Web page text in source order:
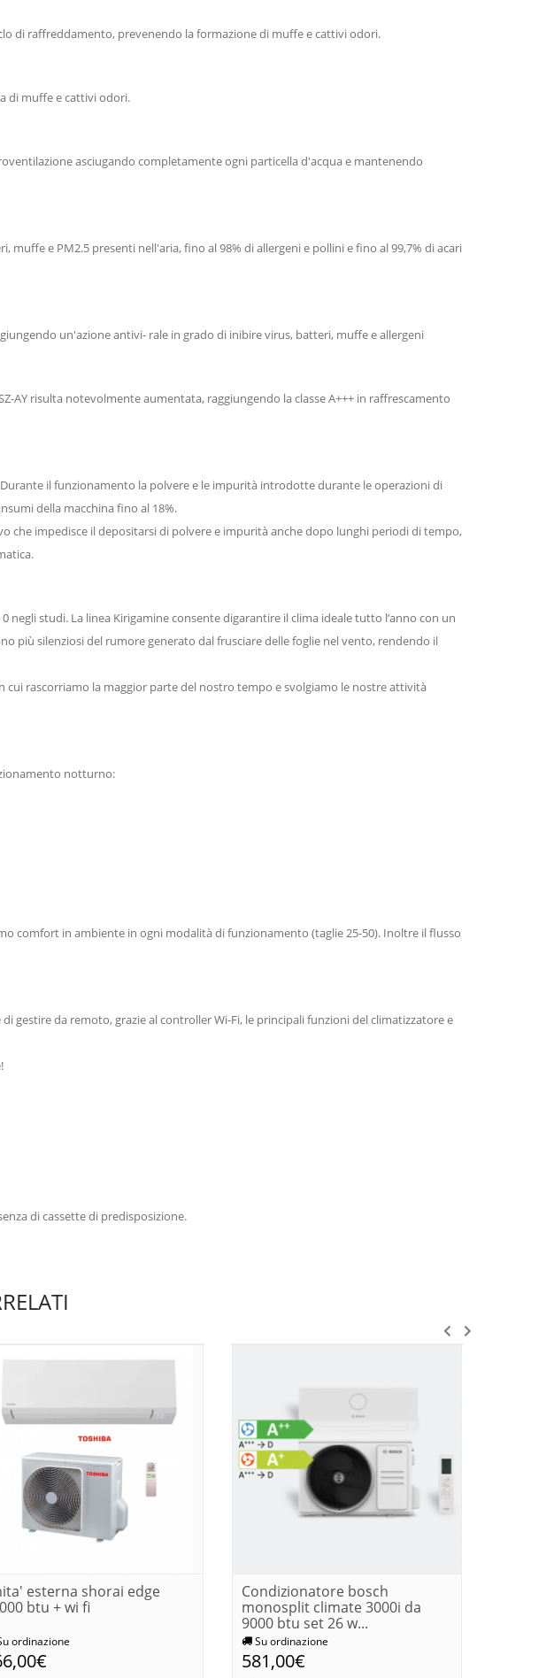
di raffreddamento, prevenendo la formazione di muffe e cattivi odori.
di muffe e cattivi odori.
asciugando completamente ogni particella d'acqua e mantenendo
e PM2.5 presenti nell'aria, fino al 98% di allergeni e pollini e fino al 99,7% di acari
un'azione antivi- rale in grado di inibire virus, batteri, muffe e allergeni
risulta notevolmente aumentata, raggiungendo la classe A+++ in raffrescamento
il funzionamento la polvere e le impurità introdotte durante le operazioni di
della macchina fino al 18%.
impedisce il depositarsi di polvere e impurità anche dopo lunghi periodi di tempo,
studi. La linea Kirigamine consente digarantire il clima ideale tutto l’anno con un
più silenziosi del rumore generato dal frusciare delle foglie nel vento, rendendo il
cui rascorriamo la maggior parte del nostro tempo e svolgiamo le nostre attività
notturno:
comfort in ambiente in ogni modalità di funzionamento (taglie 25-50). Inoltre il flusso
da remoto, grazie al controller Wi-Fi, le principali funzioni del climatizzatore e
di cassette di predisposizione.
esterna shorai edge
btu + wi fi
ordinazione
Condizionatore bosch
monosplit climate 3000i da
9000 btu set 26 w...
Su ordinazione
581,00€